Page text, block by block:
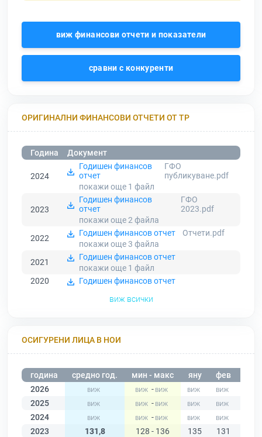
виж финансови отчети и показатели
сравни с конкуренти
ОРИГИНАЛНИ ФИНАНСОВИ ОТЧЕТИ ОТ ТР
Година Документ
2024
Годишен финансов
отчет
ГФО
публикуване.pdf
покажи още 1 файл
2023
Годишен финансов
отчет
ГФО
2023.pdf
покажи още 2файла
2022
Годишен финансов отчет
Отчети.pdf
покажи още 3 файла
2021
Годишен финансов отчет
покажи още 1 файл
2020
Годишен финансов отчет
виж всички
ОСИГУРЕНИ ЛИЦА В НОИ
година средно год. мин - макс яну фев
2026
-
2025
-
2024
-
2023
131,8 128 - 136 135 131